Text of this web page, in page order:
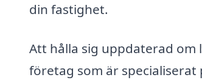
din fastighet.
Att hålla sig uppdaterad
företag som är